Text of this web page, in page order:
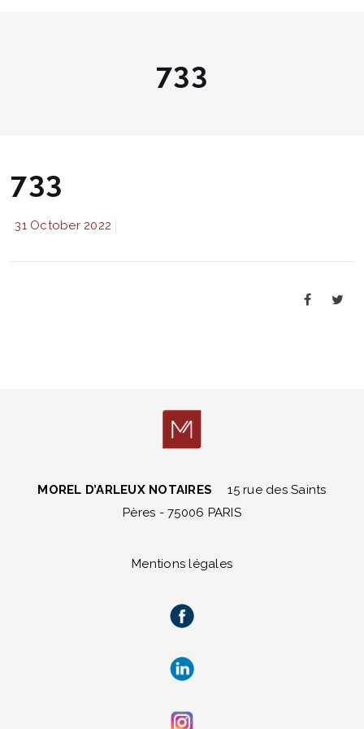
733
733
31 October 2022
MOREL D’ARLEUX NOTAIRES
15 rue des Saints
Pères - 75006 PARIS
Mentions légales